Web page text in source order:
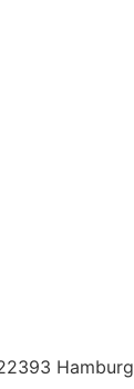
Hamburg